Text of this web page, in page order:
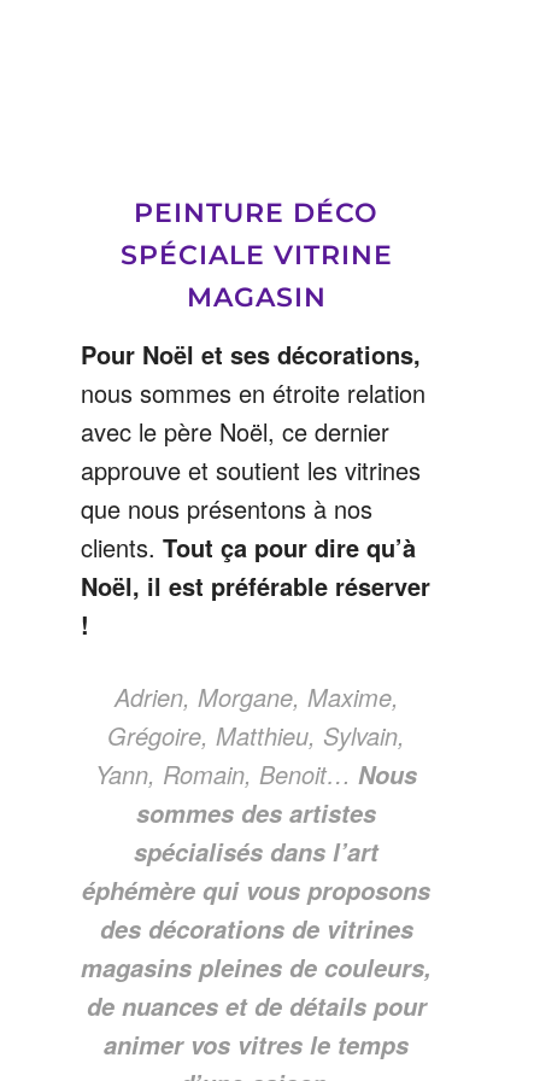
PEINTURE DÉCO
SPÉCIALE VITRINE
MAGASIN
Pour Noël et ses décorations,
nous sommes en étroite relation
avec le père Noël, ce dernier
approuve et soutient les vitrines
que nous présentons à nos
clients. Tout ça pour dire qu’à
Noël, il est préférable réserver
!
Adrien, Morgane, Maxime,
Grégoire, Matthieu, Sylvain,
Yann, Romain, Benoit… Nous
sommes des artistes
spécialisés dans l’art
éphémère qui vous proposons
des décorations de vitrines
magasins pleines de couleurs,
de nuances et de détails pour
animer vos vitres le temps